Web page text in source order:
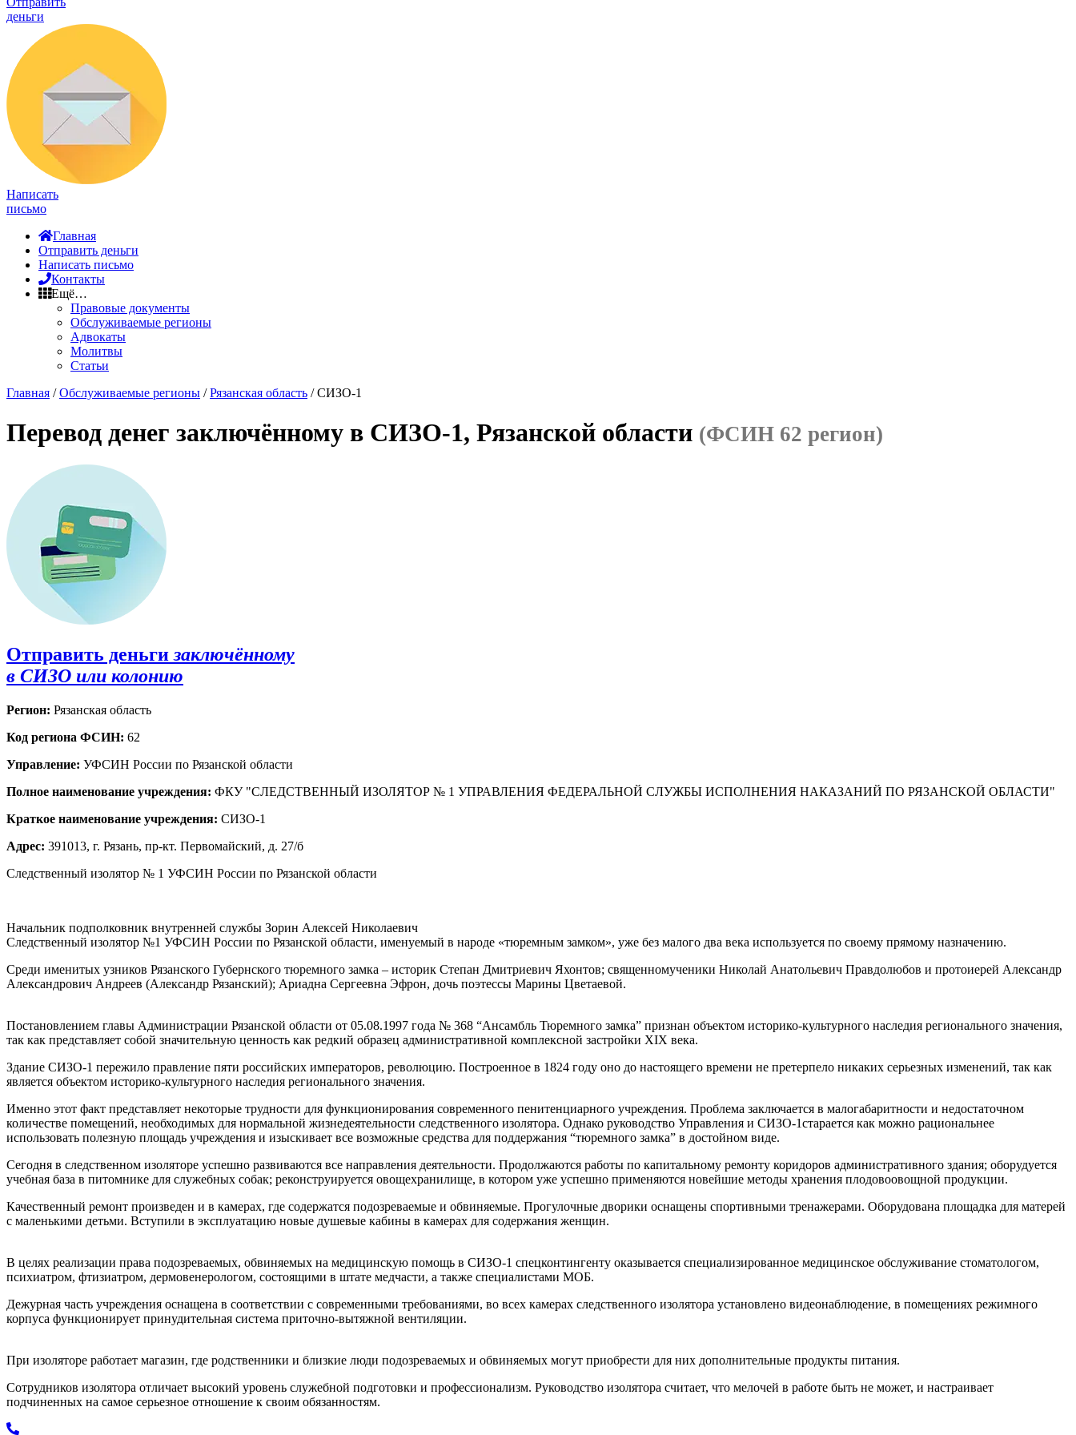
деньги
Написать
письмо
Главная
Отправить деньги
Написать письмо
Контакты
Ещё…
Правовые документы
Обслуживаемые регионы
Адвокаты
Молитвы
Статьи
Главная /Обслуживаемые регионы /Рязанская область / СИЗО-1
Перевод денег заключённому в СИЗО-1, Рязанской области (ФСИН 62 регион)
Отправить деньги заключённому
в СИЗО или колонию
Регион: Рязанская область
Код региона ФСИН: 62
Управление: УФСИН России по Рязанской области
Полное наименование учреждения: ФКУ "СЛЕДСТВЕННЫЙ ИЗОЛЯТОР № 1 УПРАВЛЕНИЯ ФЕДЕРАЛЬНОЙ СЛУЖБЫ ИСПОЛНЕНИЯ НАКАЗАНИЙ ПО РЯЗАНСКОЙ ОБЛАСТИ"
Краткое наименование учреждения: СИЗО-1
Адрес: 391013, г. Рязань, пр-кт. Первомайский, д. 27/б
Следственный изолятор № 1 УФСИН России по Рязанской области
Начальник подполковник внутренней службы Зорин Алексей Николаевич
Следственный изолятор №1 УФСИН России по Рязанской области, именуемый в народе «тюремным замком», уже без малого два века используется по своему прямому назначению.
Среди именитых узников Рязанского Губернского тюремного замка – историк Степан Дмитриевич Яхонтов; священномученики Николай Анатольевич Правдолюбов и протоиерей Александр
Александрович Андреев (Александр Рязанский); Ариадна Сергеевна Эфрон, дочь поэтессы Марины Цветаевой.
Постановлением главы Администрации Рязанской области от 05.08.1997 года № 368 “Ансамбль Тюремного замка” признан объектом историко-культурного наследия регионального значения,
так как представляет собой значительную ценность как редкий образец административной комплексной застройки XIX века.
Здание СИЗО-1 пережило правление пяти российских императоров, революцию. Построенное в 1824 году оно до настоящего времени не претерпело никаких серьезных изменений, так как
является объектом историко-культурного наследия регионального значения.
Именно этот факт представляет некоторые трудности для функционирования современного пенитенциарного учреждения. Проблема заключается в малогабаритности и недостаточном
количестве помещений, необходимых для нормальной жизнедеятельности следственного изолятора. Однако руководство Управления и СИЗО-1старается как можно рациональнее
использовать полезную площадь учреждения и изыскивает все возможные средства для поддержания “тюремного замка” в достойном виде.
Сегодня в следственном изоляторе успешно развиваются все направления деятельности. Продолжаются работы по капитальному ремонту коридоров административного здания; оборудуется
учебная база в питомнике для служебных собак; реконструируется овощехранилище, в котором уже успешно применяются новейшие методы хранения плодовоовощной продукции.
Качественный ремонт произведен и в камерах, где содержатся подозреваемые и обвиняемые. Прогулочные дворики оснащены спортивными тренажерами. Оборудована площадка для матерей
с маленькими детьми. Вступили в эксплуатацию новые душевые кабины в камерах для содержания женщин.
В целях реализации права подозреваемых, обвиняемых на медицинскую помощь в СИЗО-1 спецконтингенту оказывается специализированное медицинское обслуживание стоматологом,
психиатром, фтизиатром, дермовенерологом, состоящими в штате медчасти, а также специалистами МОБ.
Дежурная часть учреждения оснащена в соответствии с современными требованиями, во всех камерах следственного изолятора установлено видеонаблюдение, в помещениях режимного
корпуса функционирует принудительная система приточно-вытяжной вентиляции.
При изоляторе работает магазин, где родственники и близкие люди подозреваемых и обвиняемых могут приобрести для них дополнительные продукты питания.
Сотрудников изолятора отличает высокий уровень служебной подготовки и профессионализм. Руководство изолятора считает, что мелочей в работе быть не может, и настраивает
подчиненных на самое серьезное отношение к своим обязанностям.